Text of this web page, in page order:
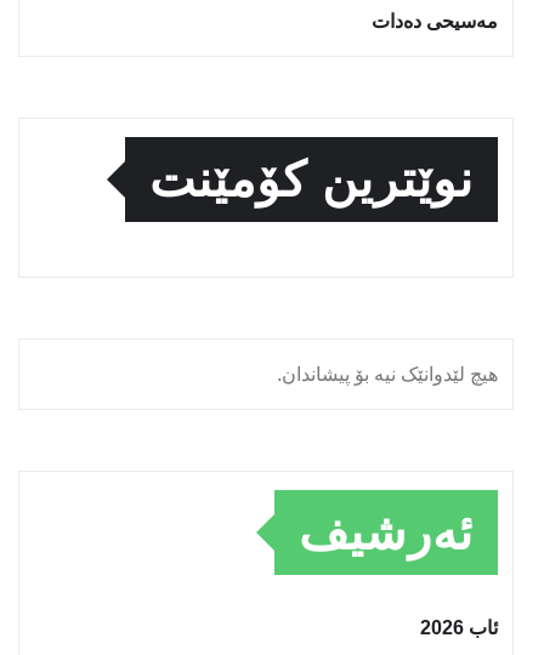
مەسیحی دەدات
نوێترین کۆمێنت
هیچ لێدوانێک نیە بۆ پیشاندان.
ئەرشیف
ئاب 2026